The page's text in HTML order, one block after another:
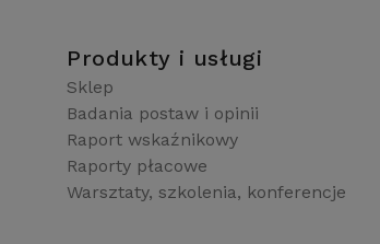
Produkty i usługi
Sklep
Badania postaw i opinii
Raport wskaźnikowy
Raporty płacowe
Warsztaty, szkolenia, konferencje